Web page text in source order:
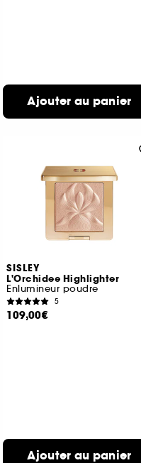
Ajouter au panier
SISLEY
L'Orchidee Highlighter
Enlumineur poudre
5
109,00€
Ajouter au panier